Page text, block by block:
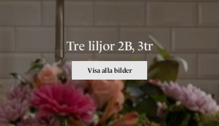
Tre liljor 2B, 3tr
Visa alla bilder